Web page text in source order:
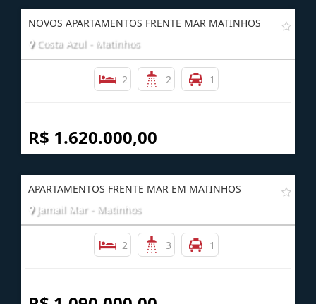
NOVOS APARTAMENTOS FRENTE MAR MATINHOS
Costa Azul - Matinhos
2 2 1
R$ 1.620.000,00
APARTAMENTOS FRENTE MAR EM MATINHOS
Jamail Mar - Matinhos
2 3 1